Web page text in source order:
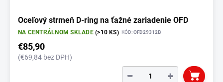
Oceľový strmeň D-ring na ťažné zariadenie OFD
NA CENTRÁLNOM SKLADE(>10 KS) KÓD:OFD29312B
€85,90
(€69,84 bez DPH)
+
−